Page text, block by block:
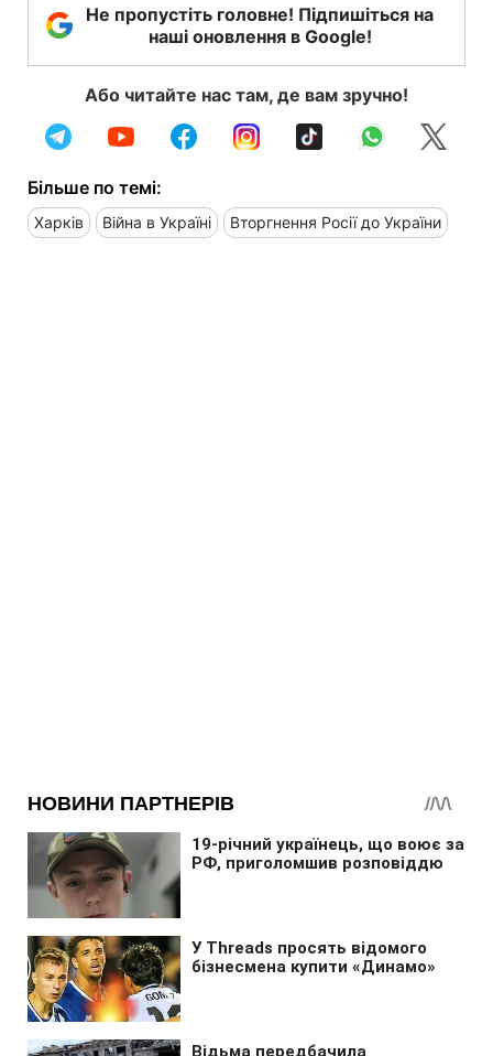
Не пропустіть головне! Підпишіться на
наші оновлення в Google!
Або читайте нас там, де вам зручно!
Більше по темі:
Харків Війна в Україні Вторгнення Росії до України